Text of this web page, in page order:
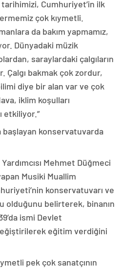
Cumhuriyet’in ilk
çok kıymetli.
da bakım yapmamız,
Dünyadaki müzik
saraylardaki çalgıların
Çalgı bakmak çok zordur,
diye bir alan var ve çok
iklim koşulları
etkiliyor.”
başlayan konservatuvarda
Mehmet Düğmeci
Musiki Muallim
konservatuvarı ve
olduğunu belirterek, binanın
ismi Devlet
eğitim verdiğini
pek çok sanatçının